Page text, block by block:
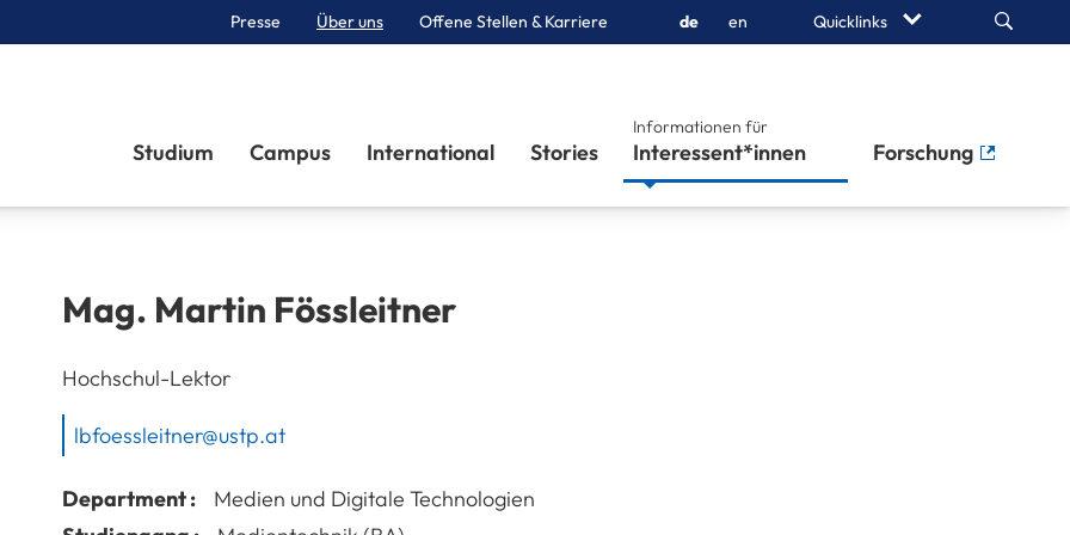
Presse Über uns Offene Stellen & Karriere de en Quicklinks Search
Studium Campus International Stories
Informationen für
Interessent*innen Forschung
Mag. Martin Fössleitner
Hochschul-Lektor
lbfoessleitner@ustp.at
Department :
Medien und Digitale Technologien